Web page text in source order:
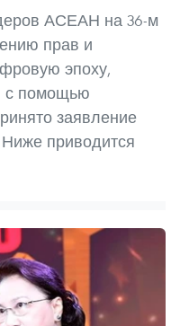
АСЕАН на 36-м
прав и
эпоху,
с помощью
заявление
приводится